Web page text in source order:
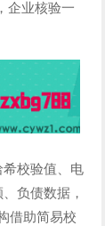
企业核验一
校验值、电
负债数据，
借助简易校